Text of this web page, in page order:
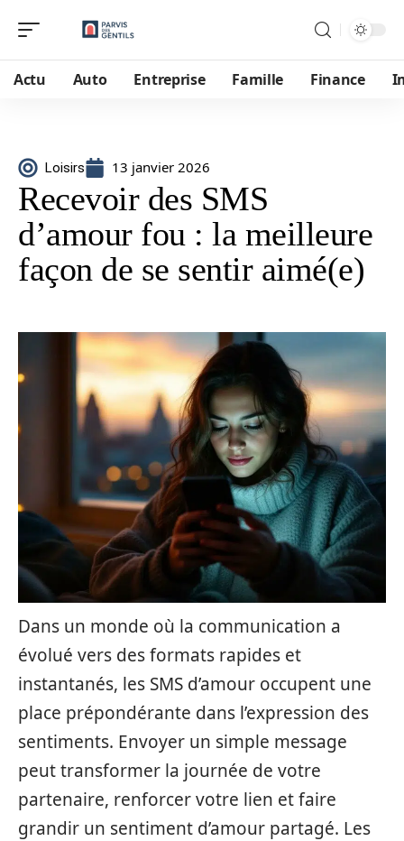
Actu Auto Entreprise Famille Finance
Loisirs 13 janvier 2026
Recevoir des SMS
d’amour fou : la meilleure
façon de se sentir aimé(e)
Dans un monde où la communication a
évolué vers des formats rapides et
instantanés, les SMS d’amour occupent une
place prépondérante dans l’expression des
sentiments. Envoyer un simple message
peut transformer la journée de votre
partenaire, renforcer votre lien et faire
grandir un sentiment d’amour partagé. Les